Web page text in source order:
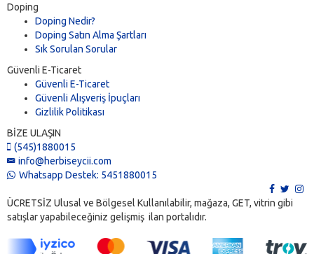
Doping
Doping Nedir?
Doping Satın Alma Şartları
Sık Sorulan Sorular
Güvenli E-Ticaret
Güvenli E-Ticaret
Güvenli Alışveriş İpuçları
Gizlilik Politikası
BİZE ULAŞIN
(545)1880015
info@herbiseycii.com
Whatsapp Destek: 5451880015
ÜCRETSİZ Ulusal ve Bölgesel Kullanılabilir, mağaza, GET, vitrin gibi
satışlar yapabileceğiniz gelişmiş ilan portalıdır.